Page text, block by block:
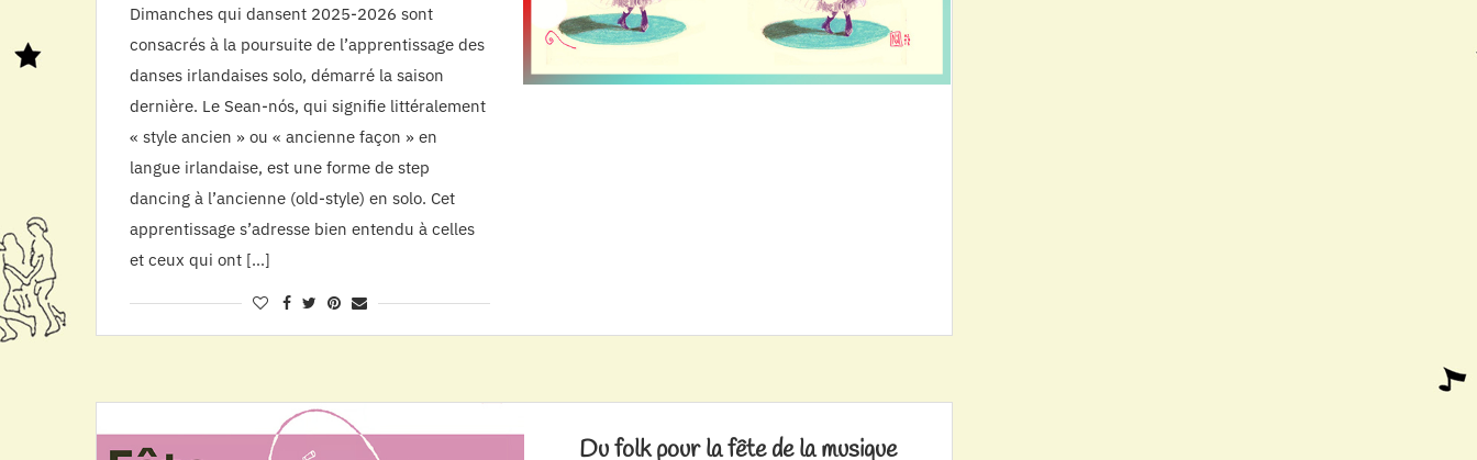
Dimanches qui dansent 2025-2026 sont
consacrés à la poursuite de l’apprentissage des
danses irlandaises solo, démarré la saison
dernière. Le Sean-nós, qui signifie littéralement
« style ancien » ou « ancienne façon » en
langue irlandaise, est une forme de step
dancing à l’ancienne (old-style) en solo. Cet
apprentissage s’adresse bien entendu à celles
et ceux qui ont […]
Du folk pour la fête de la musique